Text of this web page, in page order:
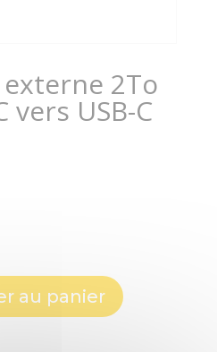
2To
vers USB-C
au panier